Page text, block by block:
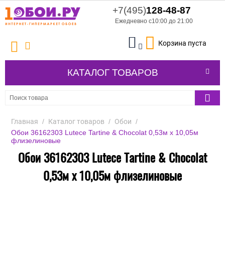
+7(495)128-48-87
Ежедневно с10:00 до 21:00
Корзина пуста
КАТАЛОГ ТОВАРОВ
Главная / Каталог товаров / Обои /
Обои 36162303 Lutece Tartine & Chocolat 0,53м x 10,05м
флизелиновые
Обои 36162303 Lutece Tartine & Chocolat
0,53м x 10,05м флизелиновые